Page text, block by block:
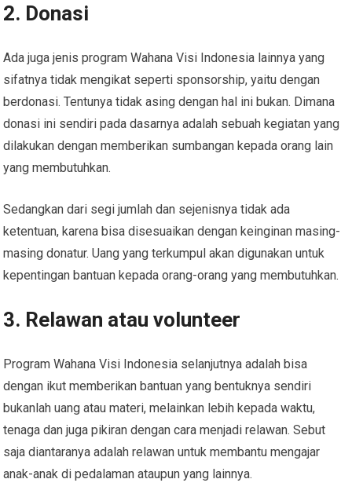
2. Donasi
Ada juga jenis program Wahana Visi Indonesia lainnya yang
sifatnya tidak mengikat seperti sponsorship, yaitu dengan
berdonasi. Tentunya tidak asing dengan hal ini bukan. Dimana
donasi ini sendiri pada dasarnya adalah sebuah kegiatan yang
dilakukan dengan memberikan sumbangan kepada orang lain
yang membutuhkan.
Sedangkan dari segi jumlah dan sejenisnya tidak ada
ketentuan, karena bisa disesuaikan dengan keinginan masing-
masing donatur. Uang yang terkumpul akan digunakan untuk
kepentingan bantuan kepada orang-orang yang membutuhkan.
3. Relawan atau volunteer
Program Wahana Visi Indonesia selanjutnya adalah bisa
dengan ikut memberikan bantuan yang bentuknya sendiri
bukanlah uang atau materi, melainkan lebih kepada waktu,
tenaga dan juga pikiran dengan cara menjadi relawan. Sebut
saja diantaranya adalah relawan untuk membantu mengajar
anak-anak di pedalaman ataupun yang lainnya.